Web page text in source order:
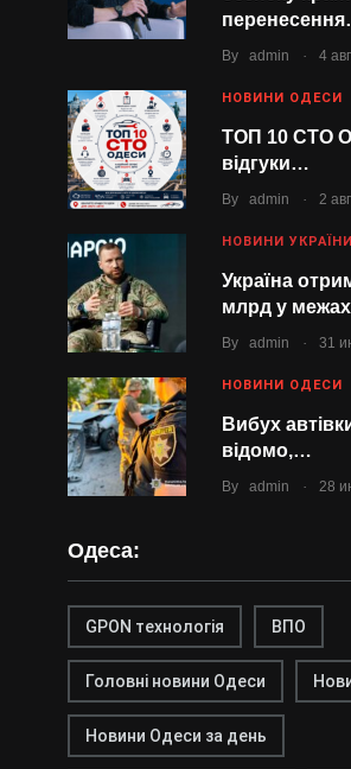
By admin . 4
НОВИНИ ОДЕСИ
ТОП 10 СТО
відгуки…
By admin . 2
НОВИНИ УКРАЇНИ
Україна
млрд у
By admin . 31
НОВИНИ ОДЕСИ
Вибух
відомо,…
By admin . 28
Одеса:
GPON технологія ВПО
Головні новини Одеси
Новини Одеси за день